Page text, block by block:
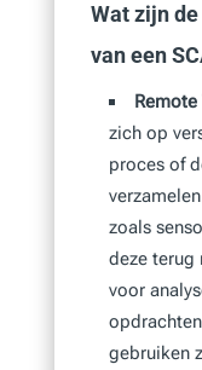
Wat zijn
van een
zich op
proces of
zoals
deze terug
voor
gebruiken